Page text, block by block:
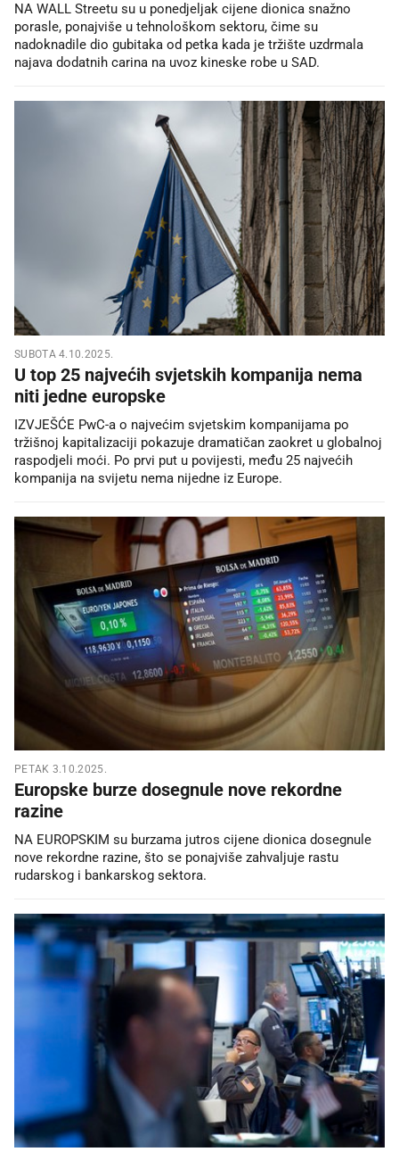
NA WALL Streetu su u ponedjeljak cijene dionica snažno
porasle, ponajviše u tehnološkom sektoru, čime su
nadoknadile dio gubitaka od petka kada je tržište uzdrmala
najava dodatnih carina na uvoz kineske robe u SAD.
SUBOTA 4.10.2025.
U top 25 najvećih svjetskih kompanija nema
niti jedne europske
IZVJEŠĆE PwC-a o najvećim svjetskim kompanijama po
tržišnoj kapitalizaciji pokazuje dramatičan zaokret u globalnoj
raspodjeli moći. Po prvi put u povijesti, među 25 najvećih
kompanija na svijetu nema nijedne iz Europe.
PETAK 3.10.2025.
Europske burze dosegnule nove rekordne
razine
NA EUROPSKIM su burzama jutros cijene dionica dosegnule
nove rekordne razine, što se ponajviše zahvaljuje rastu
rudarskog i bankarskog sektora.